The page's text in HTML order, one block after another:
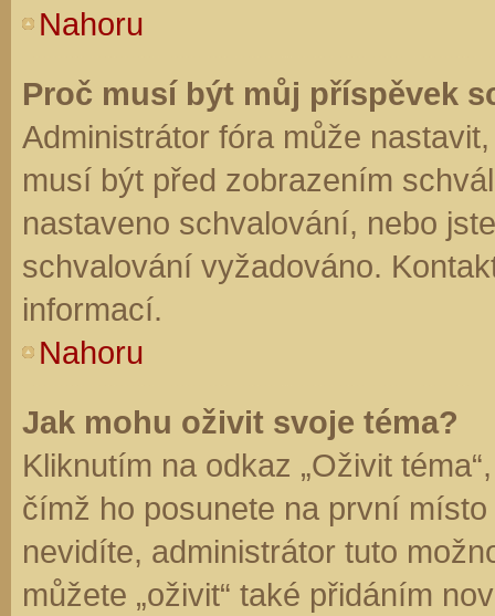
Nahoru
Proč musí být můj příspěvek
Administrátor fóra může
musí být před zobrazením
nastaveno schvalování, nebo
schvalování vyžadováno.
informací.
Nahoru
Jak mohu oživit svoje téma?
Kliknutím na odkaz „Oživit
čímž ho posunete na první
nevidíte, administrátor tuto
můžete „oživit“ také přidáním